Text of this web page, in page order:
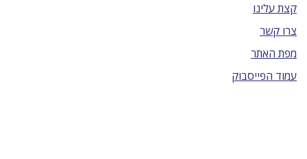
קצת עלינו
צרו קשר
מפת האתר
עמוד הפייסבוק